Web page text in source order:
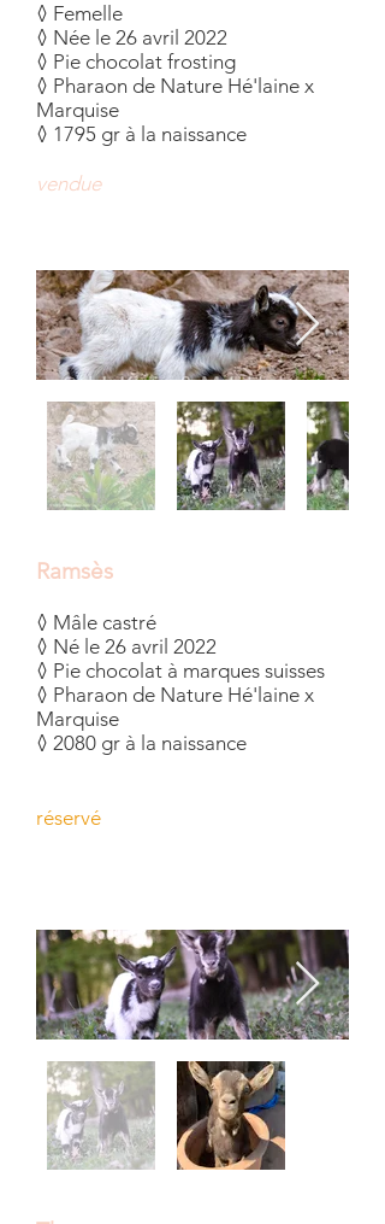
◊ Femelle
◊ Née le 26 avril 2022
◊ Pie chocolat frosting
◊ Pharaon de Nature Hé'laine x
Marquise
◊ 1795 gr à la naissance
vendue
Ramsès
◊ Mâle castré
◊ Né le 26 avril 2022
◊ Pie chocolat à marques suisses
◊ Pharaon de Nature Hé'laine x
Marquise
◊ 2080 gr à la naissance
réservé